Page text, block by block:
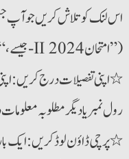
اس لنک کو تلاش کریں جو
مطابقت رکھتا ہے (جیسے، “میٹرک سالانہ-II امتحان 2024”)
٭ اپنی تفصیلات درج کریں:
رول نمبر یا دیگر مطلوبہ
٭ پرچی ڈاؤن لوڈ کریں: ایک